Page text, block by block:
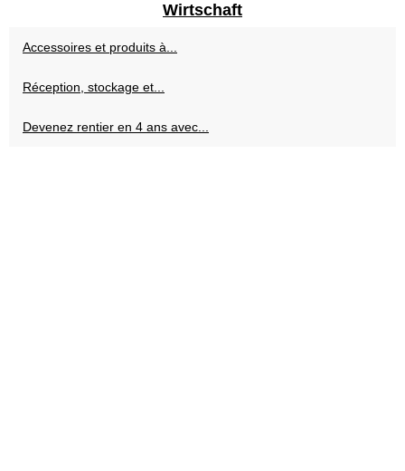
Wirtschaft
Accessoires et produits à...
Réception, stockage et...
Devenez rentier en 4 ans avec...